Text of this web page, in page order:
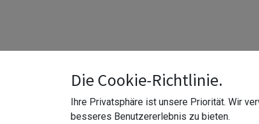
Die Cookie-Richtlinie.
Ihre Privatsphäre ist unsere Priorität. Wir
besseres Benutzererlebnis zu bieten.